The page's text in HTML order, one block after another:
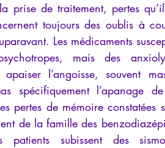
prise de traitement, pertes
toujours des oublis à
Les médicaments
mais des
l’angoisse, souvent
spécifiquement l’apanage
pertes de mémoire constatées
de la famille des
subissent des